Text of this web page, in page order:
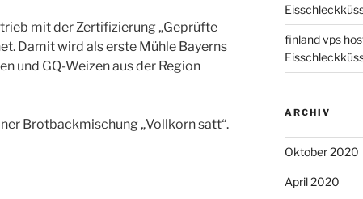
mit der Zertifizierung „Geprüfte
Damit wird als erste Mühle Bayerns
und GQ-Weizen aus der Region
Brotbackmischung „Vollkorn satt“.
finland vps
ARCHIV
Oktober 2020
April 2020